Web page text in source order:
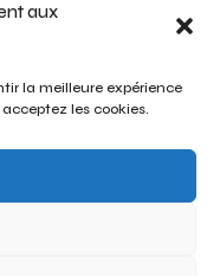
aux
la meilleure expérience
les cookies.
peut-il choisir les